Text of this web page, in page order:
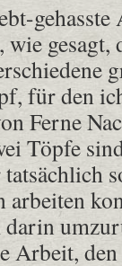
gehasste
gesagt,
für den
Ferne
Töpfe
arbeiten
Arbeit,